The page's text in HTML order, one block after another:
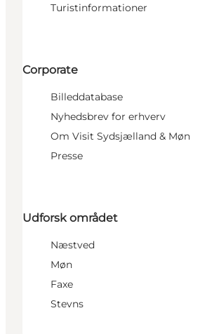
Turistinformationer
Corporate
Billeddatabase
Nyhedsbrev for erhverv
Om Visit Sydsjælland & Møn
Presse
Udforsk området
Næstved
Møn
Faxe
Stevns